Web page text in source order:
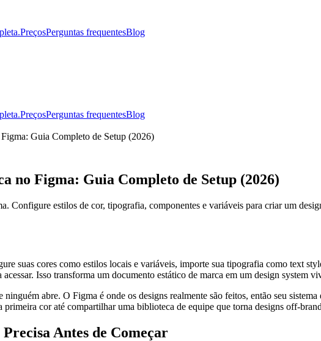
PreçosPerguntas frequentesBlog
PreçosPerguntas frequentesBlog
Guia Completo de Setup (2026)
no Figma: Guia Completo de Setup (2026)
Configure estilos de cor, tipografia, componentes e variáveis para criar um
suas cores como estilos locais e variáveis, importe sua tipografia como text
Isso transforma um documento estático de marca em um design system
abre. O Figma é onde os designs realmente são feitos, então seu
cor até compartilhar uma biblioteca de equipe que torna designs off-
Antes de Começar